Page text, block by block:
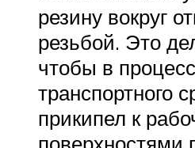
резину вокруг
резьбой. Это
чтобы в
транспортного
прикипел к